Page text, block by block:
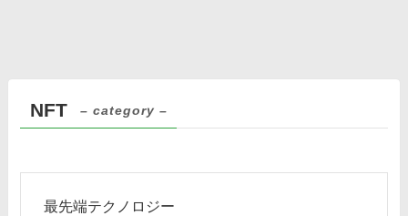
NFT – category –
最先端テクノロジー